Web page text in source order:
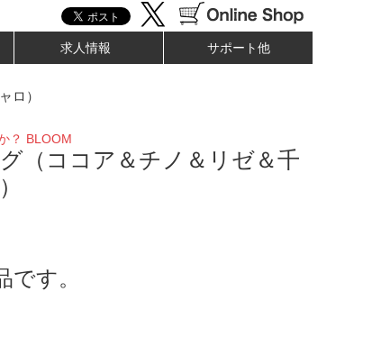
求人情報 サポート他
ロ）
？ BLOOM
（ココア＆チノ＆リゼ＆千
です。